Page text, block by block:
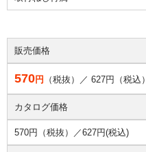
販売価格
570円 （税抜）／ 627円（税込）
カタログ価格
570円（税抜）／627円(税込)